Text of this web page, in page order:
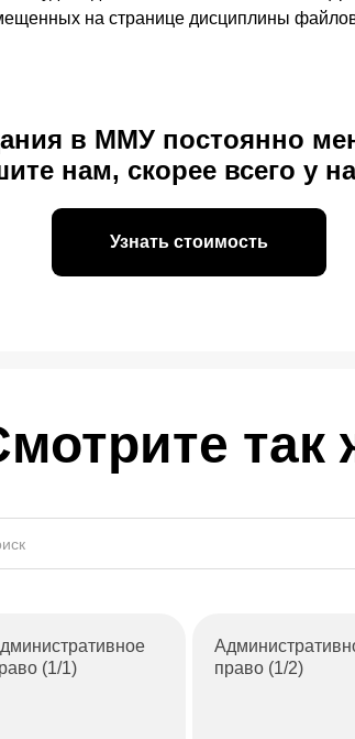
на странице дисциплины
в ММУ постоянно
нам, скорее всего у
Узнать стоимость
так
(1/1)
право (1/2)